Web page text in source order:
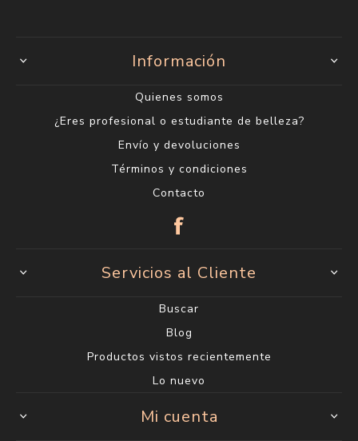
Información
Quienes somos
¿Eres profesional o estudiante de belleza?
Envío y devoluciones
Términos y condiciones
Contacto
Servicios al Cliente
Buscar
Blog
Productos vistos recientemente
Lo nuevo
Mi cuenta